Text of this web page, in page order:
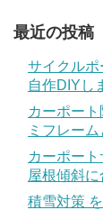
最近の投稿
サイクル
自作DIYし
カーポー
ミフレー
カーポー
屋根傾斜
積雪対策